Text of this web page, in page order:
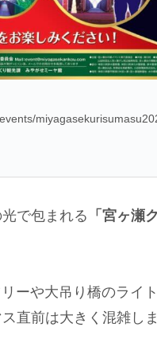
で包まれる 「宮ヶ瀬
ーや大吊り橋のライ
直前は大きく混雑しま